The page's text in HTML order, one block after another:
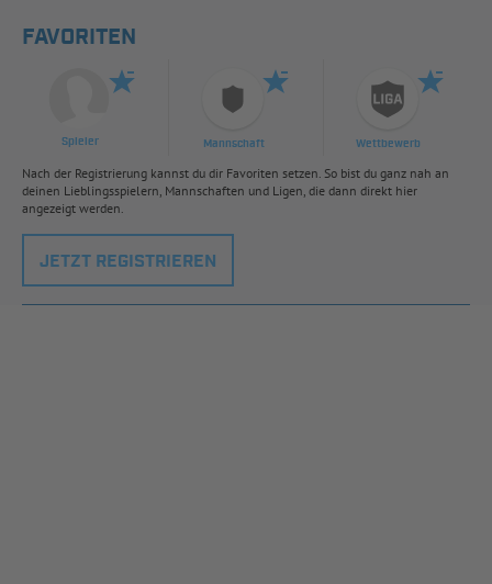
FAVORITEN
Spieler Mannschaft Wettbewerb
Nach der Registrierung kannst du dir Favoriten setzen. So bist du ganz nah an
deinen Lieblingsspielern, Mannschaften und Ligen, die dann direkt hier
angezeigt werden.
JETZT REGISTRIEREN